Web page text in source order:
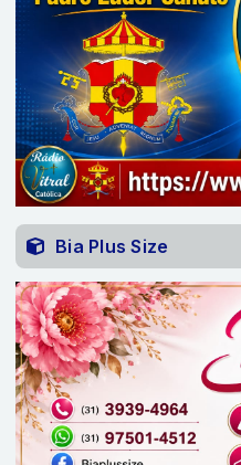
Bia Plus Size